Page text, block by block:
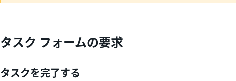
タスク フォームの要求
タスクを完了する